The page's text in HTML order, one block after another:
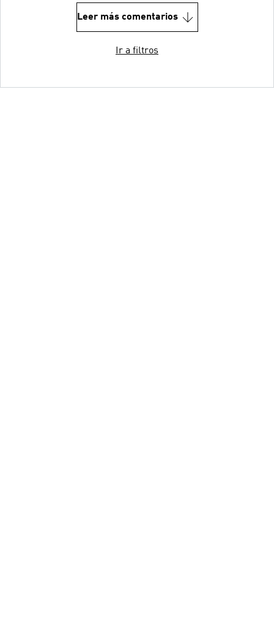
Leer más comentarios
Ir a filtros